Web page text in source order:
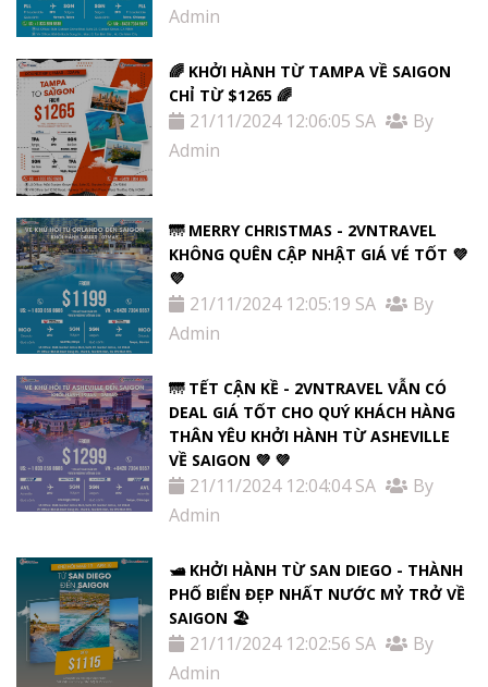
Admin
🌈 KHỞI HÀNH TỪ TAMPA VỀ SAIGON
CHỈ TỪ $1265 🌈
21/11/2024 12:06:05 SA
By
Admin
🌁 MERRY CHRISTMAS - 2VNTRAVEL
KHÔNG QUÊN CẬP NHẬT GIÁ VÉ TỐT 💜
💜
21/11/2024 12:05:19 SA
By
Admin
🌁 TẾT CẬN KỀ - 2VNTRAVEL VẪN CÓ
DEAL GIÁ TỐT CHO QUÝ KHÁCH HÀNG
THÂN YÊU KHỞI HÀNH TỪ ASHEVILLE
VỀ SAIGON 💜 💜
21/11/2024 12:04:04 SA
By
Admin
🛥️ KHỞI HÀNH TỪ SAN DIEGO - THÀNH
PHỐ BIỂN ĐẸP NHẤT NƯỚC MỶ TRỞ VỀ
SAIGON 🏖️
21/11/2024 12:02:56 SA
By
Admin